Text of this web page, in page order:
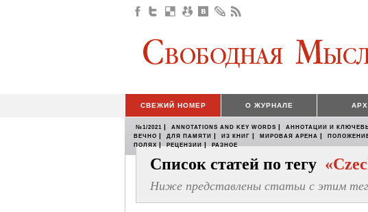
СВЕЖИЙ НОМЕР О ЖУРНАЛЕ
№1/2021 | ANNOTATIONS AND KEY WORDS | АННОТАЦИИ И
ВЕЧНО | ДЛЯ ПАМЯТИ | ИЗ КНИГ | МИРОВАЯ АРЕНА |
ПОЛЯХ | РЕЦЕНЗИИ | РАЗНОЕ
Список статей по тегу
Ниже представлены статьи с этим